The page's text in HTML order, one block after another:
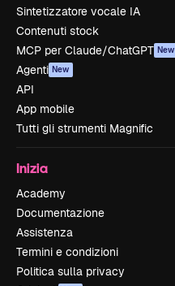
Sintetizzatore vocale IA
Contenuti stock
MCP per Claude/ChatGPT New
Agenti New
API
App mobile
Tutti gli strumenti Magnific
Inizia
Academy
Documentazione
Assistenza
Termini e condizioni
Politica sulla privacy